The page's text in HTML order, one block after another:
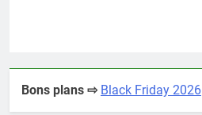
Bons plans ⇨ Black Friday 2026